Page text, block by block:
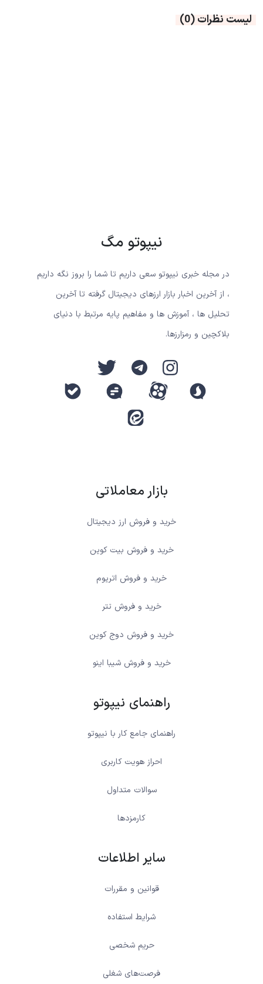
لیست نظرات(0)
نیپوتو مگ
در مجله خبری نیپوتو سعی داریم تا شما را بروز نگه داریم
، از آخرین اخبار بازار ارزهای دیجیتال گرفته تا آخرین
تحلیل ها ، آموزش ها و مفاهیم پایه مرتبط با دنیای
بلاکچین و رمزارزها.
بازار معاملاتی
خرید و فروش ارز دیجیتال
خرید و فروش بیت کوین
خرید و فروش اتریوم
خرید و فروش تتر
خرید و فروش دوج کوین
خرید و فروش شیبا اینو
راهنمای نیپوتو
راهنمای جامع کار با نیپوتو
احراز هویت کاربری
سوالات متداول
کارمزدها
سایر اطلاعات
قوانین و مقررات
شرایط استفاده
حریم شخصی
فرصت‌های شغلی